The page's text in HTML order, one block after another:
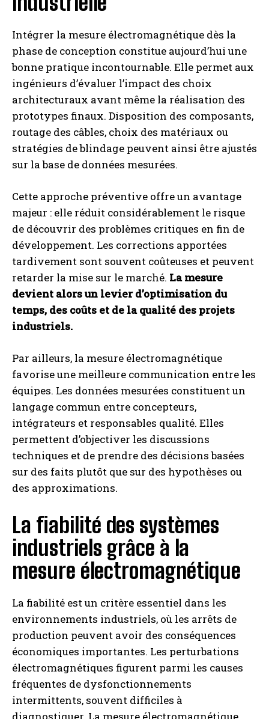
Intégrer la mesure électromagnétique dès la
phase de conception constitue aujourd’hui une
bonne pratique incontournable. Elle permet aux
ingénieurs d’évaluer l’impact des choix
architecturaux avant même la réalisation des
prototypes finaux. Disposition des composants,
routage des câbles, choix des matériaux ou
stratégies de blindage peuvent ainsi être ajustés
sur la base de données mesurées.
Cette approche préventive offre un avantage
majeur : elle réduit considérablement le risque
de découvrir des problèmes critiques en fin de
développement. Les corrections apportées
tardivement sont souvent coûteuses et peuvent
retarder la mise sur le marché. La mesure
devient alors un levier d’optimisation du
temps, des coûts et de la qualité des projets
industriels.
Par ailleurs, la mesure électromagnétique
favorise une meilleure communication entre les
équipes. Les données mesurées constituent un
langage commun entre concepteurs,
intégrateurs et responsables qualité. Elles
permettent d’objectiver les discussions
techniques et de prendre des décisions basées
sur des faits plutôt que sur des hypothèses ou
des approximations.
La fiabilité des systèmes
industriels grâce à la
mesure électromagnétique
La fiabilité est un critère essentiel dans les
environnements industriels, où les arrêts de
production peuvent avoir des conséquences
économiques importantes. Les perturbations
électromagnétiques figurent parmi les causes
fréquentes de dysfonctionnements
intermittents, souvent difficiles à